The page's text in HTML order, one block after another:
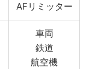
AFリミッター
車両
鉄道
航空機